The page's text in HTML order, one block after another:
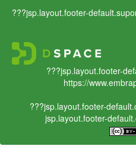
???jsp.layout.footer-
???jsp.layout.footer-
https://
???jsp.layout.footer-
jsp.layout.footer-